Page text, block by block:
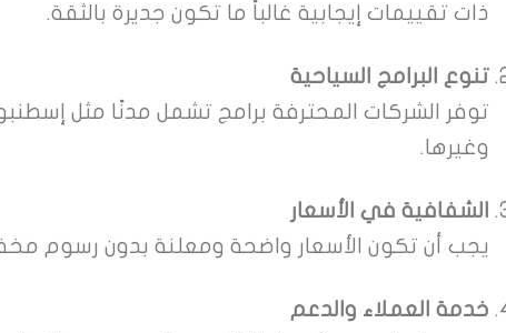
ذات تقييمات إيجابية غالباً ما تكون جديرة بالثقة.
تنوع البرامج السياحية
توفر الشركات المحترفة برامج تشمل مدنًا مثل
وغيرها.
الشفافية في الأسعار
يجب أن تكون الأسعار واضحة ومعلنة بدون رسوم
خدمة العملاء والدعم